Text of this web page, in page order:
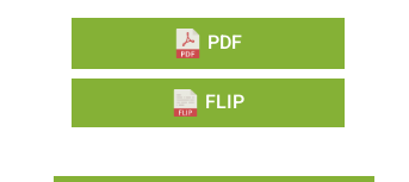
PDF
FLIP